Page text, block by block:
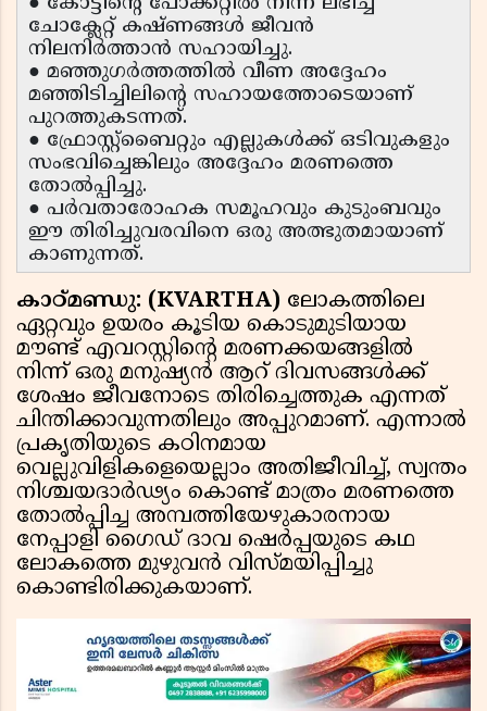
ചോക്ലേറ്റ് കഷ്ണങ്ങൾ ജീവൻ
നിലനിർത്താൻ സഹായിച്ചു.
● മഞ്ഞുഗർത്തത്തിൽ വീണ അദ്ദേഹം
മഞ്ഞിടിച്ചിലിന്റെ സഹായത്തോടെയാണ്
പുറത്തുകടന്നത്.
● ഫ്രോസ്റ്റ്ബൈറ്റും എല്ലുകൾക്ക് ഒടിവുകളും
സംഭവിച്ചെങ്കിലും അദ്ദേഹം മരണത്തെ
തോൽപ്പിച്ചു.
● പർവതാരോഹക സമൂഹവും കുടുംബവും
ഈ തിരിച്ചുവരവിനെ ഒരു അത്ഭുതമായാണ്
കാണുന്നത്.
കാഠ്മണ്ഡു: (KVARTHA) ലോകത്തിലെ
ഏറ്റവും ഉയരം കൂടിയ കൊടുമുടിയായ
മൗണ്ട് എവറസ്റ്റിന്റെ മരണക്കയങ്ങളിൽ
നിന്ന് ഒരു മനുഷ്യൻ ആറ് ദിവസങ്ങൾക്ക്
ശേഷം ജീവനോടെ തിരിച്ചെത്തുക എന്നത്
ചിന്തിക്കാവുന്നതിലും അപ്പുറമാണ്. എന്നാൽ
പ്രകൃതിയുടെ കഠിനമായ
വെല്ലുവിളികളെയെല്ലാം അതിജീവിച്ച്, സ്വന്തം
നിശ്ചയദാർഢ്യം കൊണ്ട് മാത്രം മരണത്തെ
തോൽപ്പിച്ച അമ്പത്തിയേഴുകാരനായ
നേപ്പാളി ഗൈഡ് ദാവ ഷെർപ്പയുടെ കഥ
ലോകത്തെ മുഴുവൻ വിസ്മയിപ്പിച്ചു
കൊണ്ടിരിക്കുകയാണ്.